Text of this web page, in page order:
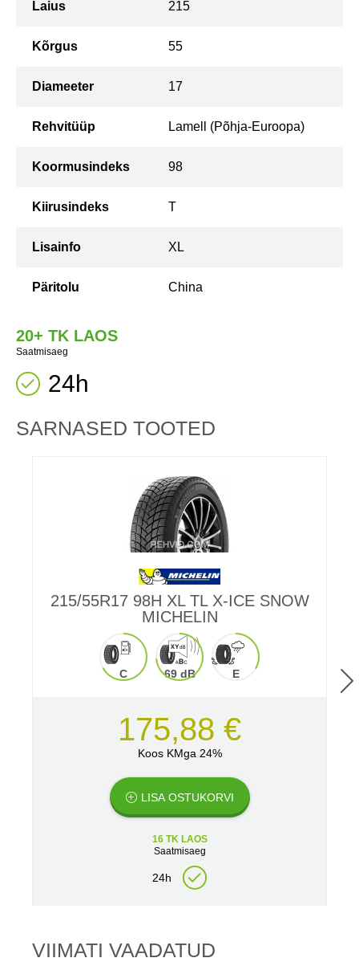
Laius 215
Kõrgus 55
Diameeter 17
Rehvitüüp Lamell (Põhja-Euroopa)
Koormusindeks 98
Kiirusindeks T
Lisainfo XL
Päritolu China
20+ TK LAOS
Saatmisaeg
24h
SARNASED TOOTED
215/55R17 98H XL TL X-ICE SNOW
MICHELIN
C 69 dB E
175,88 €
Koos KMga 24%
LISA OSTUKORVI
16 TK LAOS
Saatmisaeg
24h
VIIMATI VAADATUD